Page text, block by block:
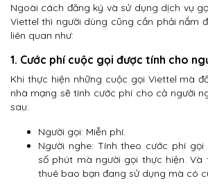
Ngoài cách đăng ký và sử dụng dịch vụ
Viettel thì người dùng cũng cần phải nắm
liên quan như:
1. Cước phí cuộc gọi được tính cho
Khi thực hiện những cuộc gọi Viettel mà
nhà mạng sẽ tính cước phí cho cả người
sau:
Người gọi: Miễn phí.
Người nghe: Tính theo cước phí gọi
số phút mà người gọi thực hiện.
thuê bao bạn đang sử dụng mà có